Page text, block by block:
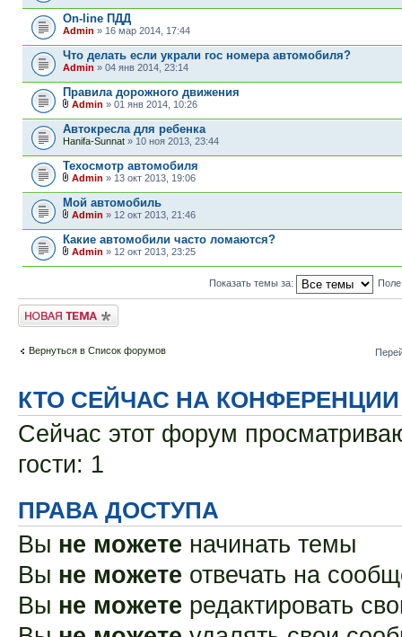
On-line ПДД
Admin » 16 мар 2014, 17:44
Что делать если украли гос номера автомобиля?
Admin » 04 янв 2014, 23:14
Правила дорожного движения
Admin » 01 янв 2014, 10:26
Автокресла для ребенка
Hanifa-Sunnat » 10 ноя 2013, 23:44
Техосмотр автомобиля
Admin » 13 окт 2013, 19:06
Мой автомобиль
Admin » 12 окт 2013, 21:46
Какие автомобили часто ломаются?
Admin » 12 окт 2013, 23:25
Показать темы за:
Новая тема
Вернуться в Список форумов
КТО СЕЙЧАС НА КОНФЕРЕНЦИИ
Сейчас этот форум
гости: 1
ПРАВА ДОСТУПА
Вы не можете начинать темы
Вы не можете отвечать на
Вы не можете редактировать